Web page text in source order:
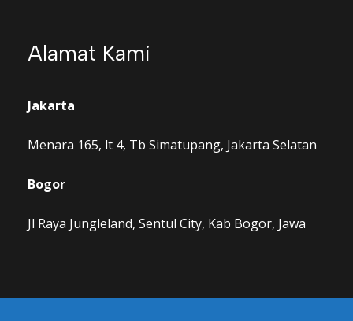
00
Aula
Alamat Kami
Jakarta
Menara 165, lt 4, Tb Simatupang, Jakarta Selatan
Bogor
Jl Raya Jungleland, Sentul City, Kab Bogor, Jawa